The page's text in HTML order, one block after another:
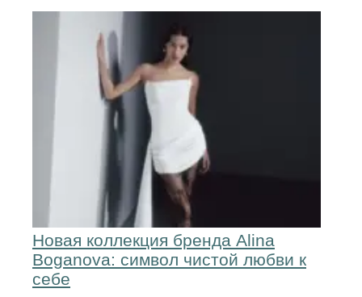
Новая коллекция бренда Alina
Boganova: символ чистой любви к
себе